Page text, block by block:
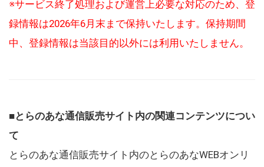
※サービス終了処理および運営上必要な対応のため、登
録情報は2026年6月末まで保持いたします。保持期間
中、登録情報は当該目的以外には利用いたしません。
■とらのあな通信販売サイト内の関連コンテンツについ
て
とらのあな通信販売サイト内のとらのあなWEBオンリ